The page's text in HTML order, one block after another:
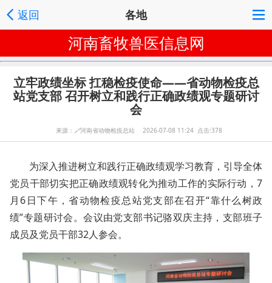
返回 各地
河南畜牧兽医信息网
立牢政绩坐标 扛稳检疫使命——省动物检疫总
站党支部 召开树立和践行正确政绩观专题研讨
会
来源： 🔗河南省动物检疫总站 2026-07-08 11:24 点击:378
为深入推进树立和践行正确政绩观学习教育，引导全体
党员干部切实把正确政绩观转化为推动工作的实际行动，7
月6日下午，省动物检疫总站党支部在召开“靠什么树政
绩”专题研讨会。会议由党支部书记骆双庆主持，支部班子
成员及党员干部32人参会。